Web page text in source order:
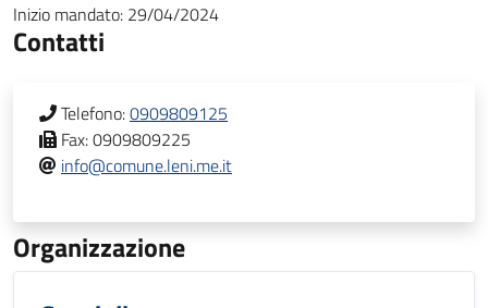
Inizio mandato: 29/04/2024
Contatti
Telefono:0909809125
Fax:0909809225
info@comune.leni.me.it
Organizzazione